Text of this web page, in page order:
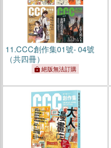
11.CCC創作集01號- 04號
（共四冊）
絕版無法訂購